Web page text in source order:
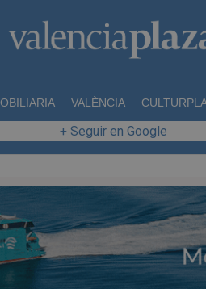
VALÈNCIA
+ Seguir en Google